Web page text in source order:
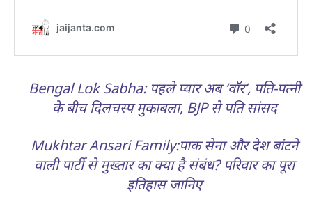
Bengal Lok Sabha: पहले प्यार अब ‘वॉर’, पति-पत्नी
के बीच दिलचस्प मुकाबला, BJP से पति सांसद
Mukhtar Ansari Family:पाक सेना और देश बांटने
वाली पार्टी से मुख्तार का क्या है संबंध? परिवार का पूरा
इतिहास जानिए